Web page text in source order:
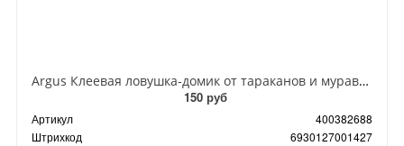
Argus Клеевая ловушка-домик от тараканов и муравьев
150 руб
Артикул
400382688
Штрихкод
6930127001427